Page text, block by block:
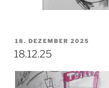
VERÖFFENTLICHT
AM
18. DEZEMBER 2025
18.12.25